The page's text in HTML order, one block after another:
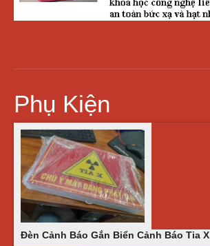
Phụ Kiện
Đèn Cảnh Báo Gắn Biển Cảnh Báo Tia X